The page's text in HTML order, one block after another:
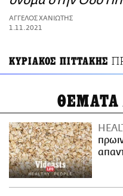
ΑΜΠΑ
PRINT
ΑΓΓΕΛΟΣ ΧΑΝΙΩΤΗΣ
1.11.2021
ΚΥΡΙΑΚΟΣ ΠΙΤΤΑΚΗΣ
ΘΕΜΑΤΑ